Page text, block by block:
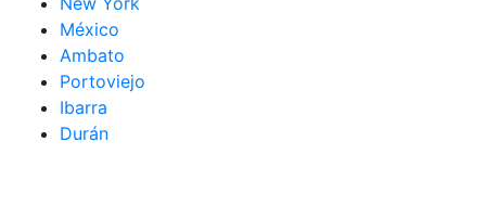
México
Ambato
Portoviejo
Ibarra
Durán